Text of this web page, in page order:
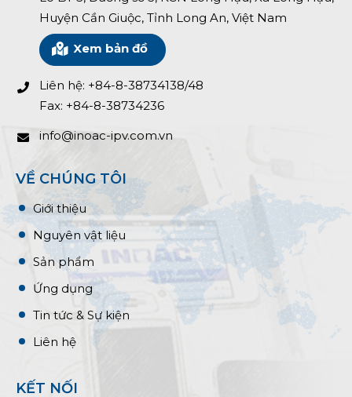
Huyện Cần Giuộc, Tỉnh Long An, Việt Nam
Xem bản đồ
Liên hệ: +84-8-38734138/48
Fax: +84-8-38734236
info@inoac-ipv.com.vn
VỀ CHÚNG TÔI
Giới thiệu
Nguyên vật liệu
Sản phẩm
Ứng dụng
Tin tức & Sự kiện
Liên hệ
KẾT NỐI